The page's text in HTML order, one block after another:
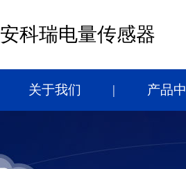
安科瑞电量传感器
关于我们 产品